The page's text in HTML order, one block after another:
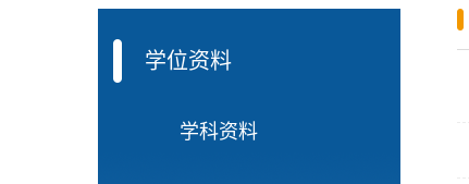
学位资料
学科资料